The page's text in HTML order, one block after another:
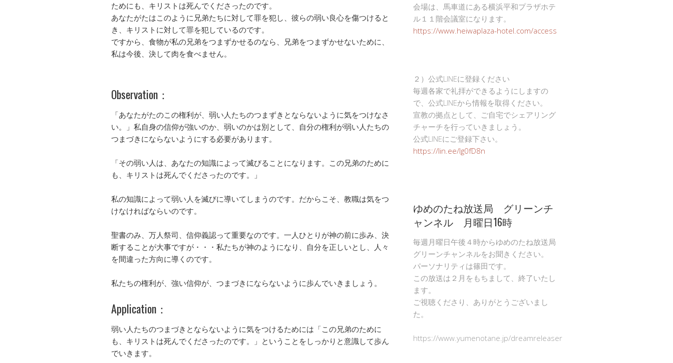
ためにも、キリストは死んでくださったのです。
あなたがたはこのように兄弟たちに対して罪を犯し、彼らの弱い良心を傷つけると
き、キリストに対して罪を犯しているのです。
ですから、食物が私の兄弟をつまずかせるのなら、兄弟をつまずかせないために、
私は今後、決して肉を食べません。
Observation：
「あなたがたのこの権利が、弱い人たちのつまずきとならないように気をつけなさ
い。」私自身の信仰が強いのか、弱いのかは別として、自分の権利が弱い人たちの
つまづきにならないようにする必要があります。
「その弱い人は、あなたの知識によって滅びることになります。この兄弟のために
も、キリストは死んでくださったのです。」
私の知識によって弱い人を滅びに導いてしまうのです。だからこそ、教職は気をつ
けなければならいのです。
聖書のみ、万人祭司、信仰義認って重要なのです。一人ひとりが神の前に歩み、決
断することが大事ですが・・・私たちが神のようになり、自分を正しいとし、人々
を間違った方向に導くのです。
私たちの権利が、強い信仰が、つまづきにならないように歩んでいきましょう。
Application：
弱い人たちのつまづきとならないように気をつけるためには「この兄弟のために
も、キリストは死んでくださったのです。」ということをしっかりと意識して歩ん
でいきます。
会場は、馬車道にある横浜平和プラザホテ
ル１１階会議室になります。
https://www.heiwaplaza-hotel.com/access
２）公式LINEに登録ください
毎週各家で礼拝ができるようにしますの
で、公式LINEから情報を取得ください。
宣教の拠点として、ご自宅でシェアリング
チャーチを行っていきましょう。
公式LINEにご登録下さい。
https://lin.ee/Ig0fD8n
ゆめのたね放送局 グリーンチ
ャンネル 月曜日16時
毎週月曜日午後４時からゆめのたね放送局
グリーンチャンネルをお聞きください。
パーソナリティは篠田です。
この放送は２月をもちまして、終了いたし
ます。
ご視聴くださり、ありがとうございまし
た。
https://www.yumenotane.jp/dreamreleaser